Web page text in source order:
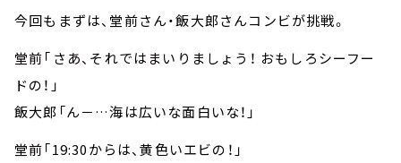
今回もまずは、堂前さん・飯大郎さんコンビが挑戦。
堂前「――さあ、それではまいりましょう！ おもしろシーフー
ドの！」
飯大郎「ん－…海は広いな面白いな！」
堂前「19:30からは、黄色いエビの！」